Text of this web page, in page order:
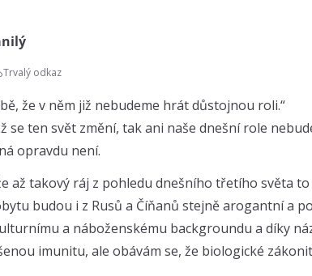
Trvalý odkaz
že v něm již nebudeme hrát důstojnou roli.“
se ten svět změní, tak ani naše dnešní role
opravdu není.
až takový ráj z pohledu dnešního třetího světa
budou i z Rusů a Číňanů stejně arogantní a
a náboženskému backgroundu a díky
imunitu, ale obávám se, že biologické